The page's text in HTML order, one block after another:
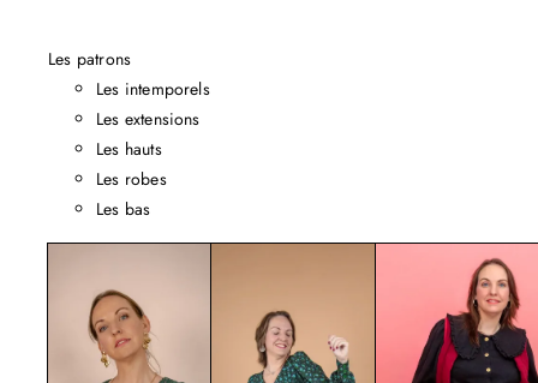
Les patrons
Les intemporels
Les extensions
Les hauts
Les robes
Les bas